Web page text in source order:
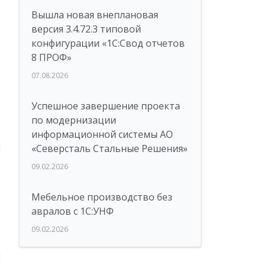
Вышла новая внеплановая
версия 3.4.72.3 типовой
конфигурации «1C:Свод отчетов
8 ПРОФ»
07.08.2026
Успешное завершение проекта
по модернизации
информационной системы АО
«Северсталь Стальные Решения»
09.02.2026
Мебельное производство без
авралов с 1С:УНФ
09.02.2026